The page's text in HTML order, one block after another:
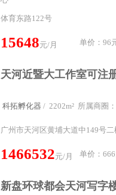
体育东路122号
15648元/月 单价：96
科拓孵化器 / 2202m² 所属商圈
广州市天河区黄埔大道中149号二
1466532元/月 单价：666